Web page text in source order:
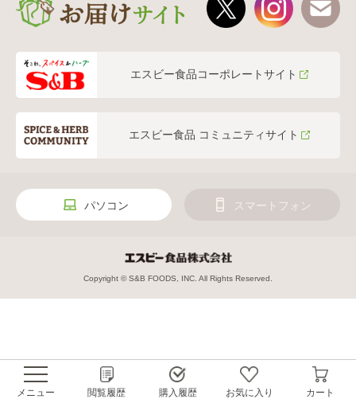
メニュー 閲覧履歴 購入履歴 お気に入り カート
エスビー食品コーポレートサイト
エスビー食品 コミュニティサイト
パソコン スマートフォン
Copyright © S&B FOODS, INC. All Rights Reserved.